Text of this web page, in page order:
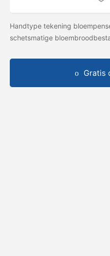
Handtype tekening
schetsmatige
Gratis